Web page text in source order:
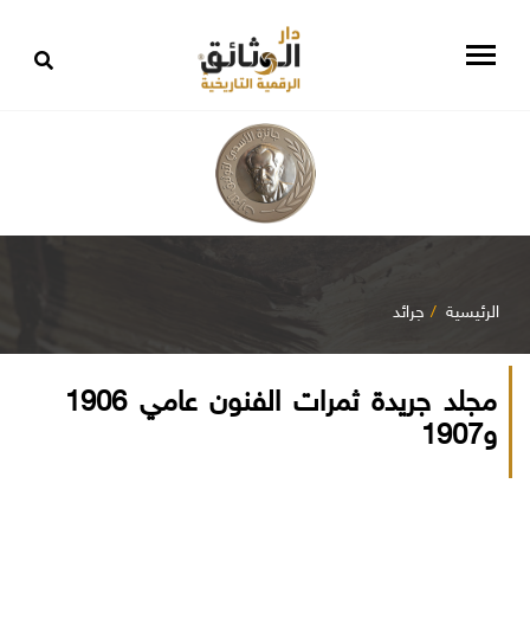
الرئيسية جرائد
مجلد جريدة ثمرات الفنون عامي 1906
و1907